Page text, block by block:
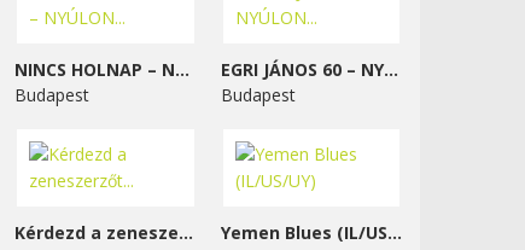
NINCS HOLNAP – NYÚLON...
Budapest
EGRI JÁNOS 60 – NYÚLON...
Budapest
Kérdezd a zeneszerzőt...
Yemen Blues (IL/US/UY)